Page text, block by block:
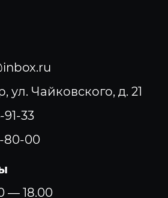
ул. Чайковского, д. 21
91-33
80-00
— 18.00